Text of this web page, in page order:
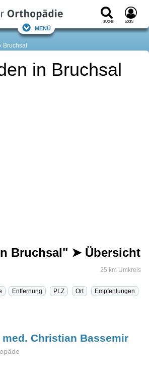
Suche Login
Menü
Bruchsal
in Bruchsal
Bruchsal" ➤ Übersicht
25 km Umkreis
Entfernung PLZ Ort
Empfehlungen
med. Christian Bassemir